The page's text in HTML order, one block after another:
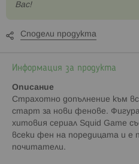
Вас!
Сподели продукта
Информация за продукта
Описание
Страхотно допълнение към
старт за нови фенове.
хитовия сериал Squid Game
всеки фен на поредицата и е
почитатели.